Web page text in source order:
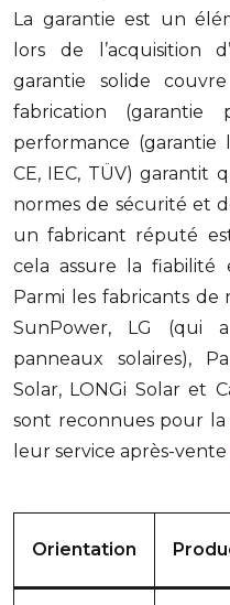
La garantie est un
lors de l’acquisition
garantie solide
fabrication
performance (garantie
CE, IEC, TÜV) garantit
normes de sécurité et
un fabricant réputé
cela assure la
Parmi les fabricants
SunPower, LG (qui
panneaux solaires),
Solar, LONGi Solar et
sont reconnues pour
leur service après-vente
Orientation